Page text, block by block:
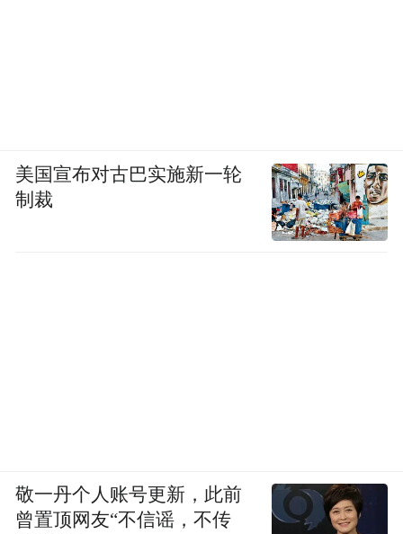
美国宣布对古巴实施新一轮
制裁
敬一丹个人账号更新，此前
曾置顶网友“不信谣，不传